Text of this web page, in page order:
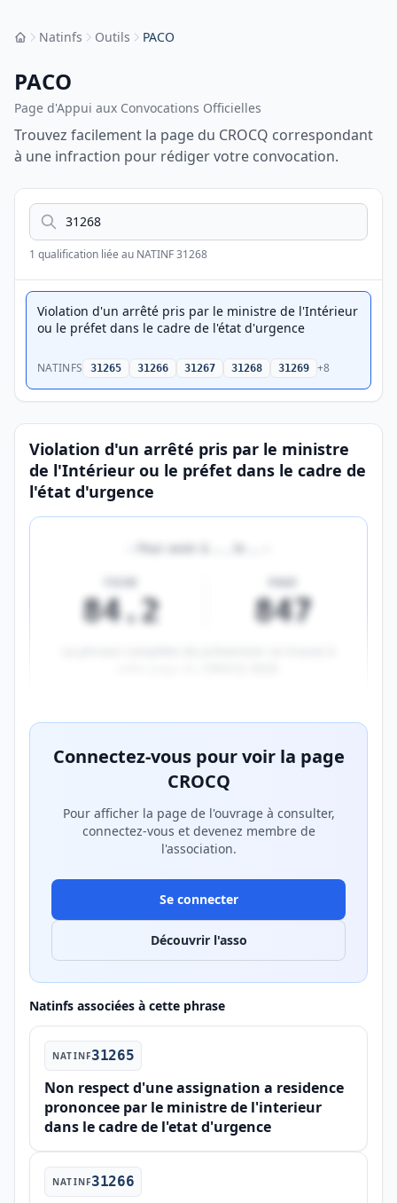
AccueilNatinfs Outils PACO
PACO
Page d'Appui aux Convocations Officielles
Trouvez facilement la page du CROCQ correspondant
à une infraction pour rédiger votre convocation.
Rechercher une qualification
1 qualification liée au NATINF 31268
Violation d'un arrêté pris par le ministre de l'Intérieur
ou le préfet dans le cadre de l'état d'urgence
NATINFS 31265 31266 31267 31268 31269 +8
Page CROCQ de la qualification
Violation d'un arrêté pris par le ministre
de l'Intérieur ou le préfet dans le cadre de
l'état d'urgence
Pour avoir à
84.2 847
Connectez-vous pour voir la page
CROCQ
Pour afficher la page de l'ouvrage à consulter,
connectez-vous et devenez membre de
l'association.
Se connecter
Découvrir l'asso
Natinfs associées à cette phrase
NATINF31265
Non respect d'une assignation a residence
prononcee par le ministre de l'interieur
dans le cadre de l'etat d'urgence
NATINF31266